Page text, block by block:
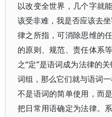
以改变全世界，几个字就
该受非难，我是否应该去
律之所指，可消除思维的
的原则、规范、责任体系
之“定”是语词成为法律的
词组，那么它们就与语词
不是语词的简单使用，而
把日常用语确定为法律。